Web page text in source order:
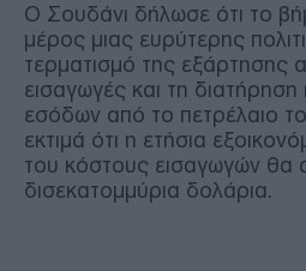
Ο Σουδάνι δήλωσε ότι το
μέρος μιας ευρύτερης
τερματισμό της εξάρτησης
εισαγωγές και τη
εσόδων από το πετρέλαιο
εκτιμά ότι η ετήσια
του κόστους εισαγωγών θα
δισεκατομμύρια δολάρια.